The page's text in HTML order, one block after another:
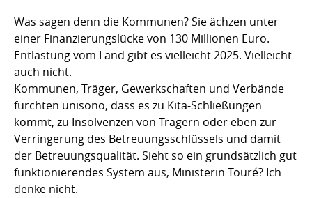
Was sagen denn die Kommunen? Sie ächzen unter
einer Finanzierungslücke von 130 Millionen Euro.
Entlastung vom Land gibt es vielleicht 2025. Vielleicht
auch nicht.
Kommunen, Träger, Gewerkschaften und Verbände
fürchten unisono, dass es zu Kita-Schließungen
kommt, zu Insolvenzen von Trägern oder eben zur
Verringerung des Betreuungsschlüssels und damit
der Betreuungsqualität. Sieht so ein grundsätzlich gut
funktionierendes System aus, Ministerin Touré? Ich
denke nicht.